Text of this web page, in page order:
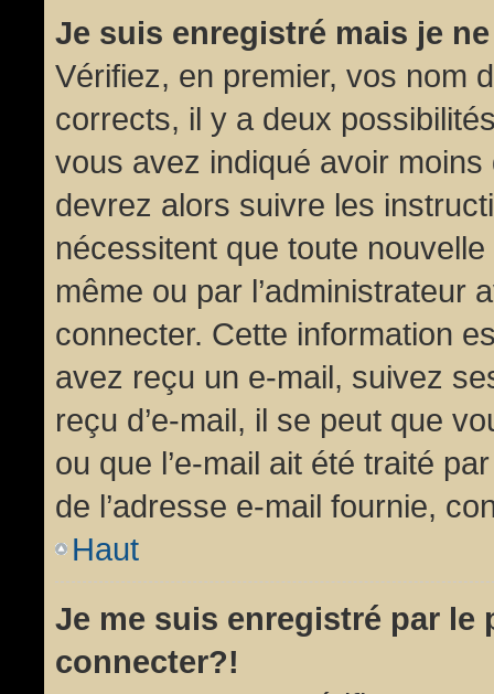
Je suis enregistré mais je
Vérifiez, en premier, vos nom
corrects, il y a deux
vous avez indiqué avoir
devrez alors suivre les
nécessitent que toute
même ou par l’administrateur
connecter. Cette information
avez reçu un e-mail, suivez
reçu d’e-mail, il se peut que
ou que l’e-mail ait été traité
de l’adresse e-mail fournie,
Haut
Je me suis enregistré par le
connecter?!